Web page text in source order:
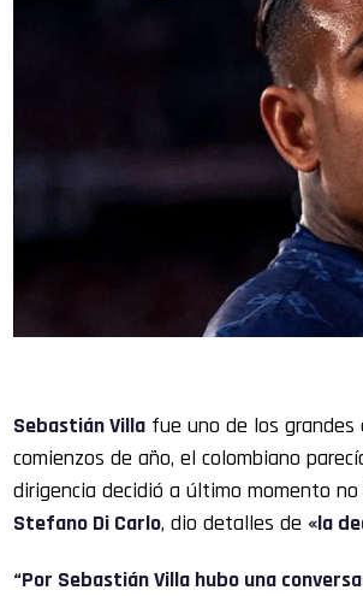
Sebastián Villa fue uno de los grandes
comienzos de año, el colombiano
dirigencia decidió a último momento
Stefano Di Carlo, dio detalles de «la
“Por Sebastián Villa hubo una